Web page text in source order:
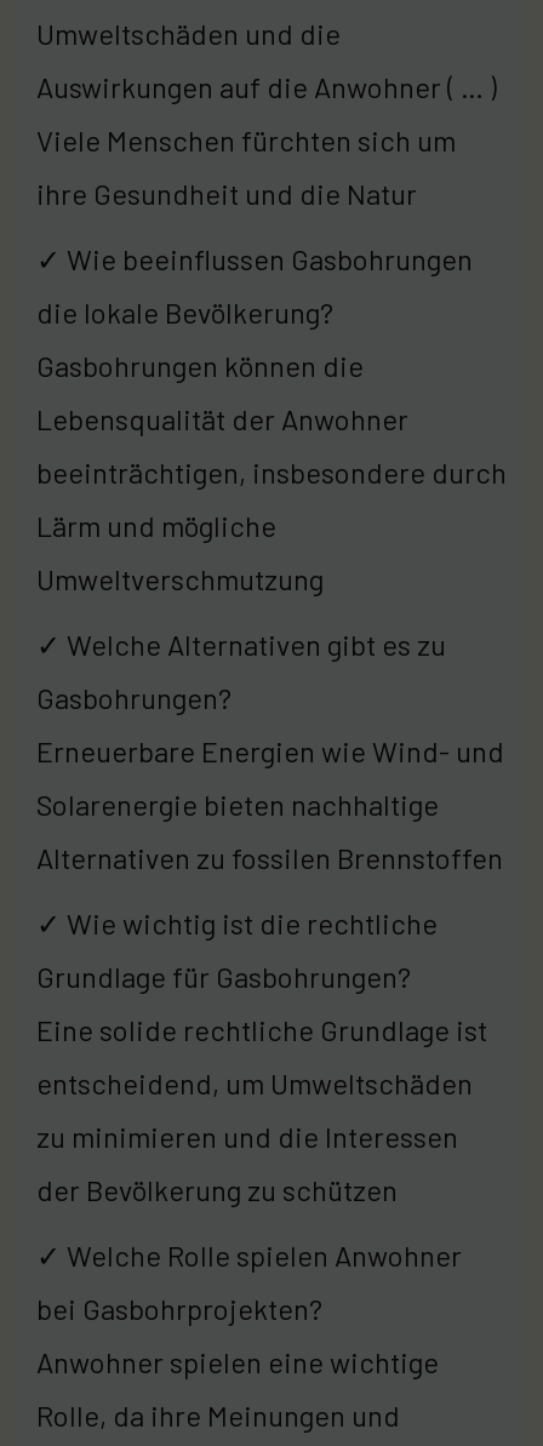
Umweltschäden und die
Auswirkungen auf die Anwohner ( … )
Viele Menschen fürchten sich um
ihre Gesundheit und die Natur
✓ Wie beeinflussen Gasbohrungen
die lokale Bevölkerung?
Gasbohrungen können die
Lebensqualität der Anwohner
beeinträchtigen, insbesondere durch
Lärm und mögliche
Umweltverschmutzung
✓ Welche Alternativen gibt es zu
Gasbohrungen?
Erneuerbare Energien wie Wind- und
Solarenergie bieten nachhaltige
Alternativen zu fossilen Brennstoffen
✓ Wie wichtig ist die rechtliche
Grundlage für Gasbohrungen?
Eine solide rechtliche Grundlage ist
entscheidend, um Umweltschäden
zu minimieren und die Interessen
der Bevölkerung zu schützen
✓ Welche Rolle spielen Anwohner
bei Gasbohrprojekten?
Anwohner spielen eine wichtige
Rolle, da ihre Meinungen und